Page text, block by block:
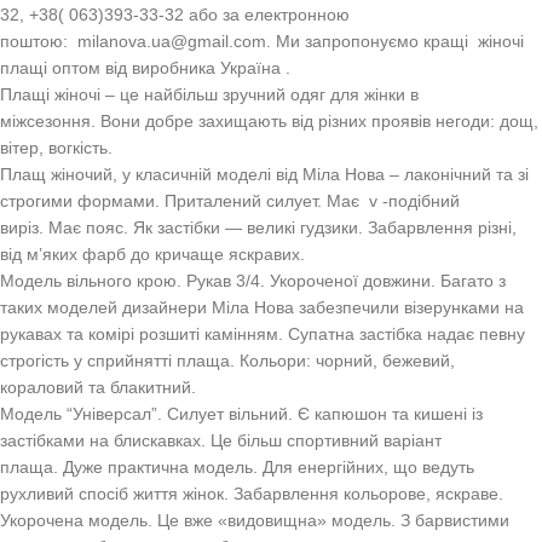
32, +38( 063)393-33-32 або за електронною
поштою: milanova.ua@gmail.com . Ми запропонуємо кращі жіночі
плащі оптом від виробника Україна .
Плащі жіночі – це найбільш зручний одяг для жінки в
міжсезоння. Вони добре захищають від різних проявів негоди: дощ,
вітер, вогкість.
Плащ жіночий, у класичній моделі від Міла Нова – лаконічний та зі
строгими формами. Приталений силует. Має v -подібний
виріз. Має пояс. Як застібки — великі гудзики. Забарвлення різні,
від м’яких фарб до кричаще яскравих.
Модель вільного крою. Рукав 3/4. Укороченої довжини. Багато з
таких моделей дизайнери Міла Нова забезпечили візерунками на
рукавах та комірі розшиті камінням. Супатна застібка надає певну
строгість у сприйнятті плаща. Кольори: чорний, бежевий,
кораловий та блакитний.
Модель “Універсал”. Силует вільний. Є капюшон та кишені із
застібками на блискавках. Це більш спортивний варіант
плаща. Дуже практична модель. Для енергійних, що ведуть
рухливий спосіб життя жінок. Забарвлення кольорове, яскраве.
Укорочена модель. Це вже «видовищна» модель. З барвистими